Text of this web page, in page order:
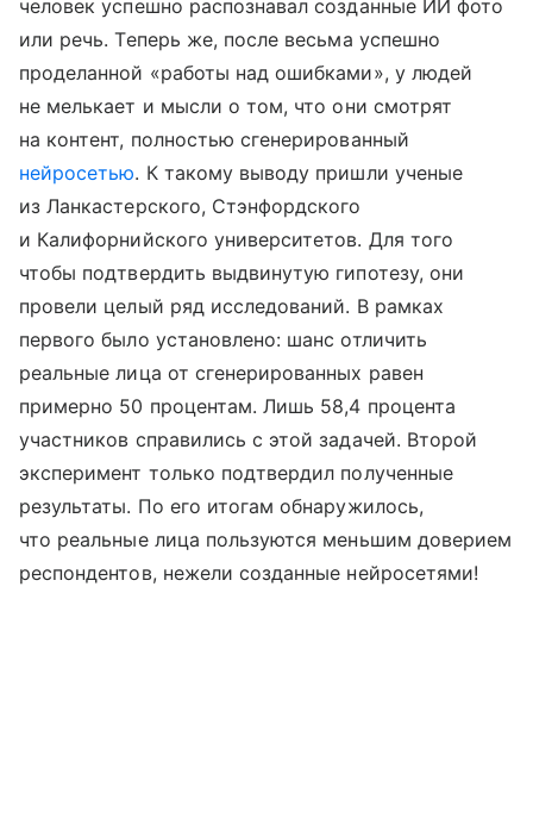
человек успешно распознавал созданные ИИ фото
или речь. Теперь же, после весьма успешно
проделанной «работы над ошибками», у людей
не мелькает и мысли о том, что они смотрят
на контент, полностью сгенерированный
нейросетью. К такому выводу пришли ученые
из Ланкастерского, Стэнфордского
и Калифорнийского университетов. Для того
чтобы подтвердить выдвинутую гипотезу, они
провели целый ряд исследований. В рамках
первого было установлено: шанс отличить
реальные лица от сгенерированных равен
примерно 50 процентам. Лишь 58,4 процента
участников справились с этой задачей. Второй
эксперимент только подтвердил полученные
результаты. По его итогам обнаружилось,
что реальные лица пользуются меньшим доверием
респондентов, нежели созданные нейросетями!